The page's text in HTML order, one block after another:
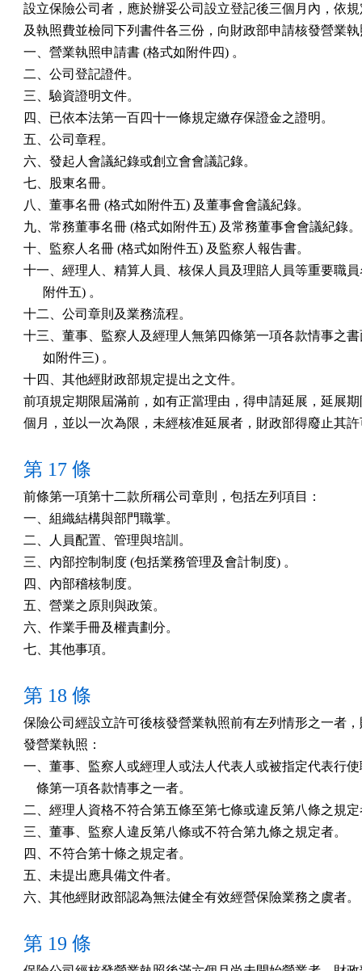
設立保險公司者，應於辦妥公司設立登記後三個月內，依
及執照費並檢同下列書件各三份，向財政部申請核發營業
一、營業執照申請書 (格式如附件四) 。
二、公司登記證件。
三、驗資證明文件。
四、已依本法第一百四十一條規定繳存保證金之證明。
五、公司章程。
六、發起人會議紀錄或創立會會議記錄。
七、股東名冊。
八、董事名冊 (格式如附件五) 及董事會會議紀錄。
九、常務董事名冊 (格式如附件五) 及常務董事會會議紀錄。
十、監察人名冊 (格式如附件五) 及監察人報告書。
十一、經理人、精算人員、核保人員及理賠人員等重要職
      附件五) 。
十二、公司章則及業務流程。
十三、董事、監察人及經理人無第四條第一項各款情事之
      如附件三) 。
十四、其他經財政部規定提出之文件。
前項規定期限屆滿前，如有正當理由，得申請延展，延展
個月，並以一次為限，未經核准延展者，財政部得廢止其
第 17 條
前條第一項第十二款所稱公司章則，包括左列項
一、組織結構與部門職掌
二、人員配置、管理與培訓
三、內部控制制度 (包括業務管理及會計制度) 。
四、內部稽核制度
五、營業之原則與政策
六、作業手冊及權責劃分
七、其他事項
第 18 條
保險公司經設立許可後核發營業執照前有左列情形之一者
發營業執照：
一、董事、監察人或經理人或法人代表人或被指定代表行
    條第一項各款情事之一者。
二、經理人資格不符合第五條至第七條或違反第八條之規
三、董事、監察人違反第八條或不符合第九條之規定者
四、不符合第十條之規定者
五、未提出應具備文件者
六、其他經財政部認為無法健全有效經營保險業務之虞者
第 19 條